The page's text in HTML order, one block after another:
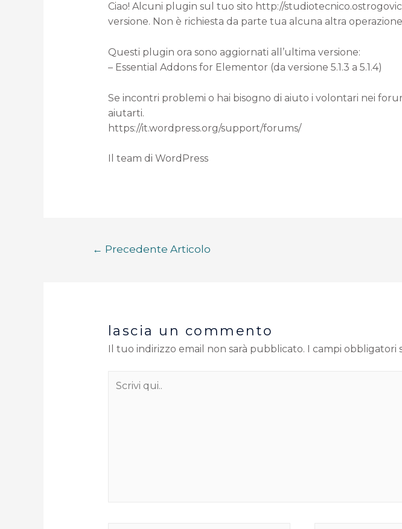
Ciao! Alcuni plugin sul tuo sito http://
versione. Non è richiesta da parte tua alcuna altra
Questi plugin ora sono aggiornati all’ultima versione:
– Essential Addons for Elementor (da versione 5.1.3 a 5.1.4)
Se incontri problemi o hai bisogno di aiuto i volontari nei
aiutarti.
https://it.wordpress.org/support/forums/
Il team di WordPress
← Precedente Articolo
lascia un commento
Il tuo indirizzo email non sarà pubblicato. I campi obbligatori